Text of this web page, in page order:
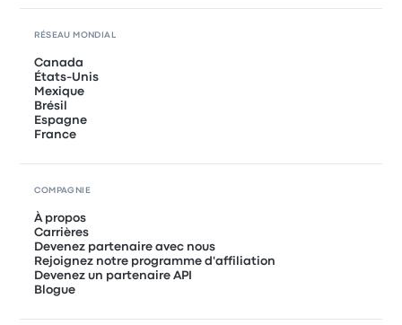
RÉSEAU MONDIAL
Canada
États-Unis
Mexique
Brésil
Espagne
France
COMPAGNIE
À propos
Carrières
Devenez partenaire avec nous
Rejoignez notre programme d'affiliation
Devenez un partenaire API
Blogue